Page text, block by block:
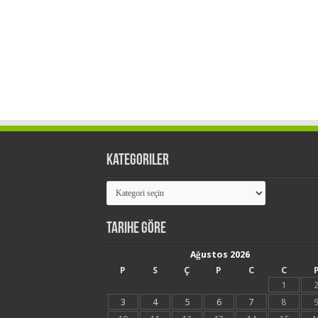
Kategoriler
Kategoriler
Tarihe Göre
Ağustos 2026
P
S Ç P C C
P
1
2
3
4 5 6 7 8
9